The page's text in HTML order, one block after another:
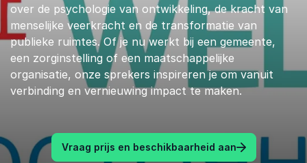
over de psychologie van ontwikkeling, de kracht van
menselijke veerkracht en de transformatie van
publieke ruimtes. Of je nu werkt bij een gemeente,
een zorginstelling of een maatschappelijke
organisatie, onze sprekers inspireren je om vanuit
verbinding en vernieuwing impact te maken.
Vraag prijs en beschikbaarheid aan